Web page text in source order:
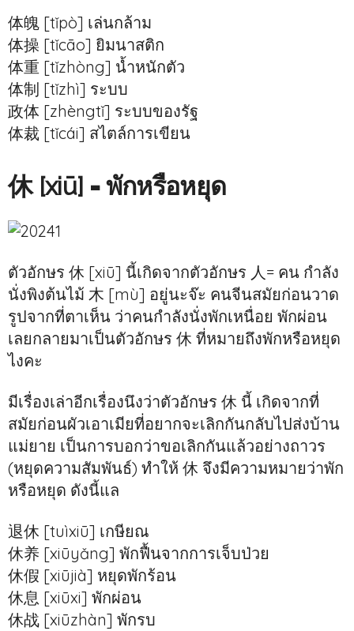
体魄 [tǐpò] เล่นกล้าม
体操 [tǐcāo] ยิมนาสติก
体重 [tǐzhòng] น้ำหนักตัว
体制 [tǐzhì] ระบบ
政体 [zhèngtǐ] ระบบของรัฐ
体裁 [tǐcái] สไตล์การเขียน
休 [xiū] = พักหรือหยุด
ตัวอักษร 休 [xiū] นี้เกิดจากตัวอักษร 人= คน กำลัง
นั่งพิงต้นไม้ 木 [mù] อยู่นะจ๊ะ คนจีนสมัยก่อนวาด
รูปจากที่ตาเห็น ว่าคนกำลังนั่งพักเหนื่อย พักผ่อน
เลยกลายมาเป็นตัวอักษร 休 ที่หมายถึงพักหรือหยุด
ไงคะ
มีเรื่องเล่าอีกเรื่องนึงว่าตัวอักษร 休 นี้ เกิดจากที่
สมัยก่อนผัวเอาเมียที่อยากจะเลิกกันกลับไปส่งบ้าน
แม่ยาย เป็นการบอกว่าขอเลิกกันแล้วอย่างถาวร
(หยุดความสัมพันธ์) ทำให้ 休 จึงมีความหมายว่าพัก
หรือหยุด ดังนี้แล
退休 [tuìxiū] เกษียณ
休养 [xiūyǎng] พักฟื้นจากการเจ็บป่วย
休假 [xiūjià] หยุดพักร้อน
休息 [xiūxi] พักผ่อน
休战 [xiūzhàn] พักรบ